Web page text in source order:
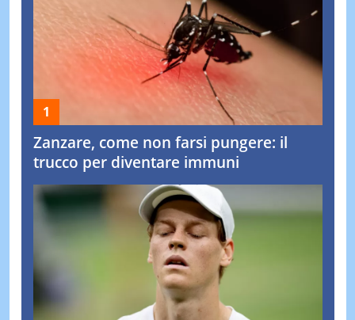
Zanzare, come non farsi pungere: il
trucco per diventare immuni